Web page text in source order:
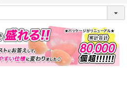
(
)